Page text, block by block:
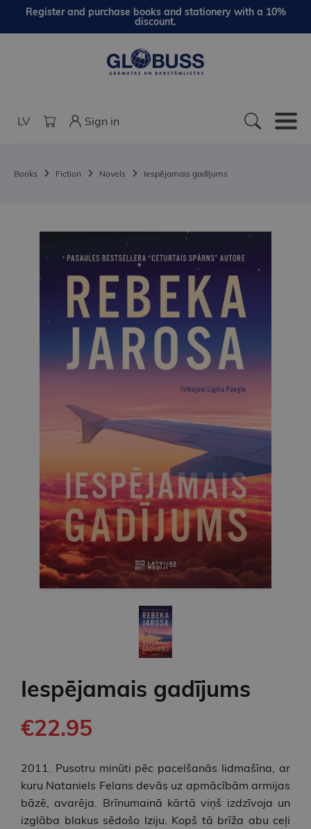
Register and purchase books and stationery with a 10%
discount.
LV Sign in
Books Fiction Novels Iespējamais gadījums
Iespējamais gadījums
€22.95
2011. Pusotru minūti pēc pacelšanās lidmašīna, ar
kuru Nataniels Felans devās uz apmācībām armijas
bāzē, avarēja. Brīnumainā kārtā viņš izdzīvoja un
izglāba blakus sēdošo Iziju. Kopš tā brīža abu ceļi